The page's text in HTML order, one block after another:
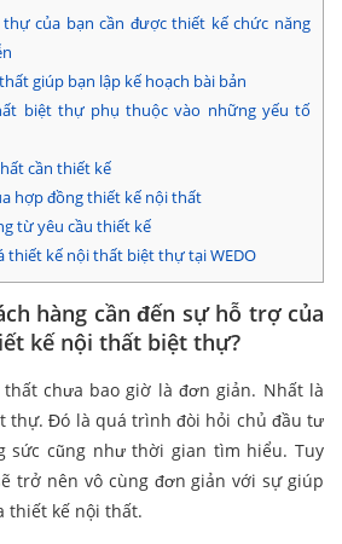
của bạn cần được thiết kế chức năng
giúp bạn lập kế hoạch bài bản
biệt thự phụ thuộc vào những yếu tố
cần thiết kế
hợp đồng thiết kế nội thất
từ yêu cầu thiết kế
thiết kế nội thất biệt thự tại WEDO
hàng cần đến sự hỗ trợ của
kế nội thất biệt thự?
chưa bao giờ là đơn giản. Nhất là
thự. Đó là quá trình đòi hỏi chủ đầu tư
sức cũng như thời gian tìm hiểu. Tuy
trở nên vô cùng đơn giản với sự giúp
thiết kế nội thất.